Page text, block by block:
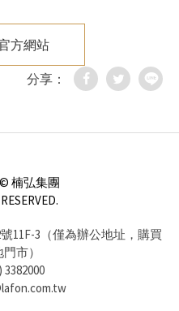
方網站
分享：
© 楠弘集團
11F-3（僅為辦公地址，購買
市）
3382000